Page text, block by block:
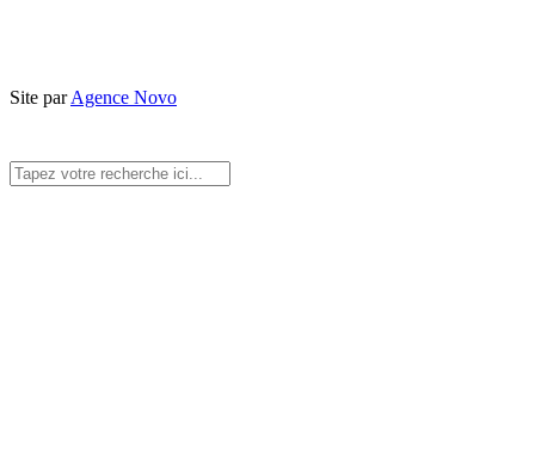
Site parAgence Novo